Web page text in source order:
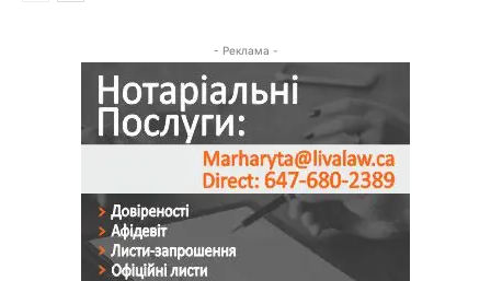
- Реклама -